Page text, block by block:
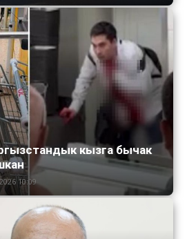
кызга бычак
10:09